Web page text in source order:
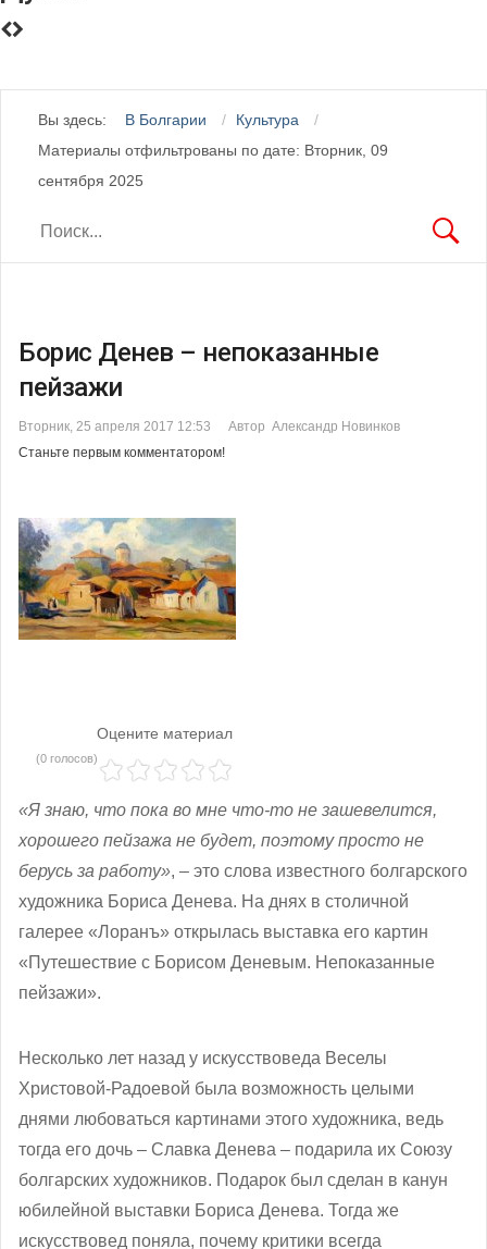
Вы здесь: В Болгарии
Культура
Материалы отфильтрованы по дате: Вторник, 09
сентября 2025
Борис Денев – непоказанные
пейзажи
Вторник, 25 апреля 2017 12:53
Автор Александр Новинков
Станьте первым комментатором!
Оцените материал
(0 голосов)
«Я знаю, что пока во мне что-то не зашевелится,
хорошего пейзажа не будет, поэтому просто не
берусь за работу», – это слова известного болгарского
художника Бориса Денева. На днях в столичной
галерее «Лоранъ» открылась выставка его картин
«Путешествие с Борисом Деневым. Непоказанные
пейзажи».
Несколько лет назад у искусствоведа Веселы
Христовой-Радоевой была возможность целыми
днями любоваться картинами этого художника, ведь
тогда его дочь – Славка Денева – подарила их Союзу
болгарских художников. Подарок был сделан в канун
юбилейной выставки Бориса Денева. Тогда же
искусствовед поняла, почему критики всегда